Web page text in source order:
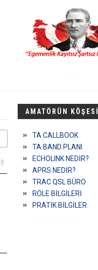
AMATÖRÜN KÖŞESİ
TA CALLBOOK
TA BAND PLANI
ECHOLINK NEDİR?
APRS NEDİR?
TRAC QSL BÜRO
RÖLE BİLGİLERİ
PRATİK BİLGİLER